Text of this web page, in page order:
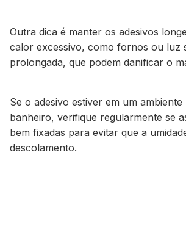
Outra dica é manter os adesivos
calor excessivo, como fornos ou luz
prolongada, que podem danificar o
Se o adesivo estiver em um
banheiro, verifique regularmente se
bem fixadas para evitar que a
descolamento.